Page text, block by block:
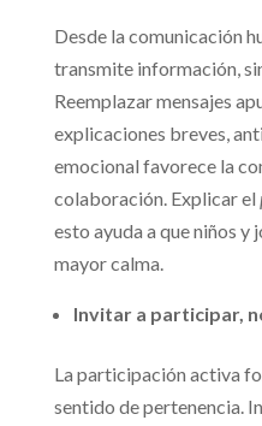
Desde la comunicación
transmite información,
Reemplazar mensajes
explicaciones breves,
emocional favorece la
colaboración. Explicar el
esto ayuda a que niños y
mayor calma.
Invitar a participar,
La participación activa
sentido de pertenencia.